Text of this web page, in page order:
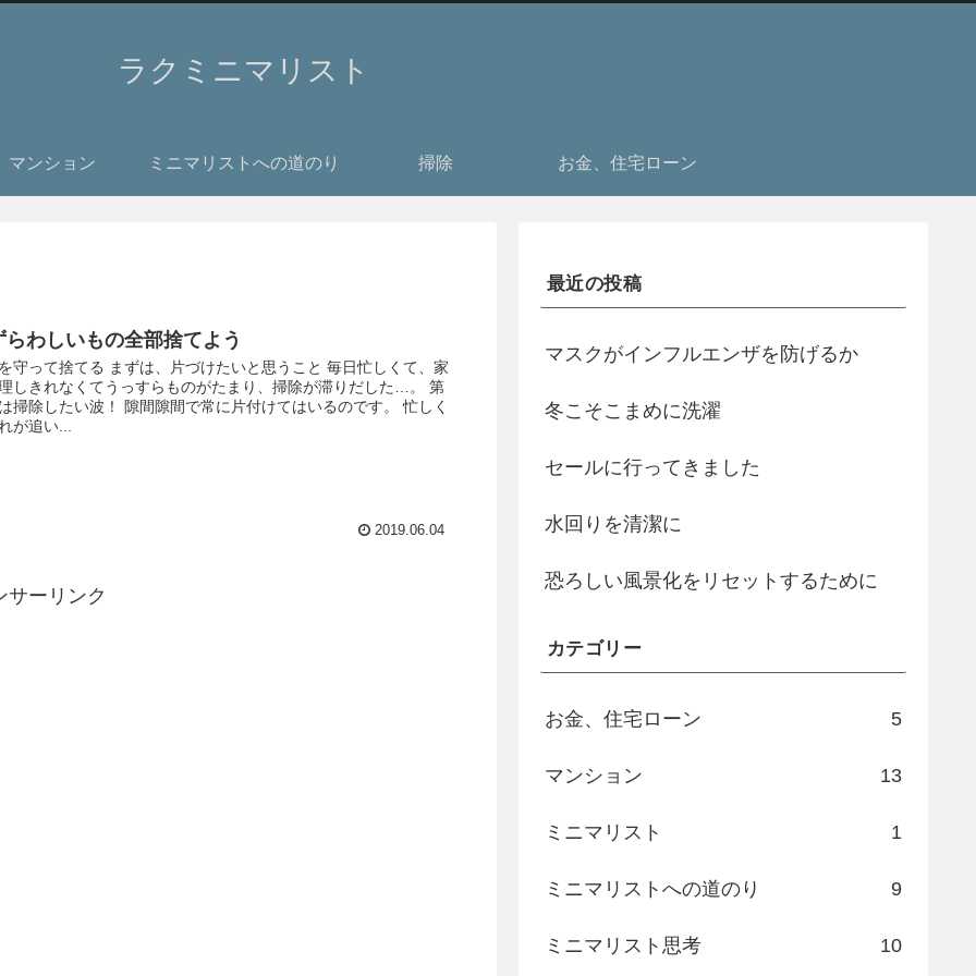
ラクミニマリスト
マンション ミニマリストへの道のり 掃除 お金、住宅ローン
らわしいもの全部捨てよう
守って捨てる まずは、片づけたいと思うこと 毎日忙しくて、家
しきれなくてうっすらものがたまり、掃除が滞りだした…。 第
掃除したい波！ 隙間隙間で常に片付けてはいるのです。 忙しく
が追い...
2019.06.04
サーリンク
最近の投稿
マスクがインフルエンザを防げるか
冬こそこまめに洗濯
セールに行ってきました
水回りを清潔に
恐ろしい風景化をリセットするために
カテゴリー
お金、住宅ローン 5
マンション 13
ミニマリスト 1
ミニマリストへの道のり 9
ミニマリスト思考 10